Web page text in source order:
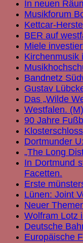
In neuen
Musikforum
Kettcar-
BER auf
Miele
Kirchenmusik
Bandnetz
Gustav
Das „Wilde
Westfalen.
90 Jahre
Dortmunder
„The Long
In Dortmund
Facetten.
Erste
Lünen: Joint
Neuer
Wolfram Lotz
Deutsche
Europäische